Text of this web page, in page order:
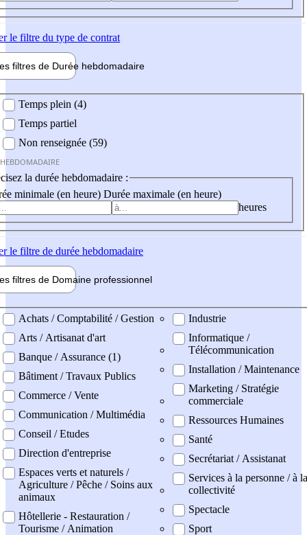
le filtre du type de contrat
filtres de Durée hebdomadaire
Temps plein (4)
Temps partiel
Non renseignée (59)
la durée hebdomadaire :
minimale (en heure) Durée maximale (en heure)
heures
le filtre de durée hebdomadaire
filtres de Domaine professionnel
professionel
Achats / Comptabilité / Gestion
Arts / Artisanat d'art
Banque / Assurance (1)
Bâtiment / Travaux Publics
Commerce / Vente
Communication / Multimédia
Conseil / Etudes
Direction d'entreprise
Espaces verts et naturels /
Agriculture / Pêche / Soins aux
animaux
Hôtellerie - Restauration /
Tourisme / Animation
Industrie
Informatique /
Télécommunication
Installation / Maintenance
Marketing / Stratégie
commerciale
Ressources Humaines
Santé
Secrétariat / Assistanat
Services à la personne / à la
collectivité
Spectacle
Sport